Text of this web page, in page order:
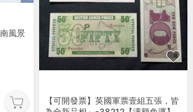
風景
【可開發票】英國軍票壹組五張，皆